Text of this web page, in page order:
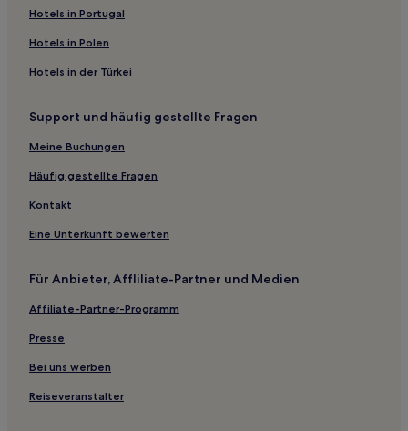
Hotels nahe Kirche Ribbeck
Potsdam West: Hotels
Hotels nahe Orangerieschloss
Hotels nahe Bahnhof Dallgow-Döberitz
Hotels nahe Neues Palais
Hotels nahe Universität Potsdam
Hotels nahe Bahnhof Golm
Kuhhorst Hotels
Neu-Vehlefanz Hotels
Dallgow-Döberitz Hotels
Elstal Hotels
Brandenburger Vorstadt: Hotels
Börnicke Hotels
Hotels in Portugal
Hotels in Polen
Hotels in der Türkei
Support und häufig gestellte Fragen
Meine Buchungen
Häufig gestellte Fragen
Kontakt
Eine Unterkunft bewerten
Für Anbieter, Affliliate-Partner und Medien
Affiliate-Partner-Programm
Presse
Bei uns werben
Reiseveranstalter